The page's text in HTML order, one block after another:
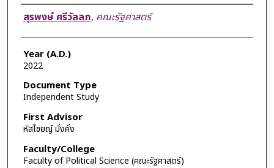
Author
สุรพงษ์ ศรีวัลลภ, คณะรัฐศาสตร์
Year (A.D.)
2022
Document Type
Independent Study
First Advisor
หัสไชยญ์ มั่งคั่ง
Faculty/College
Faculty of Political Science (คณะรัฐศาสตร์)